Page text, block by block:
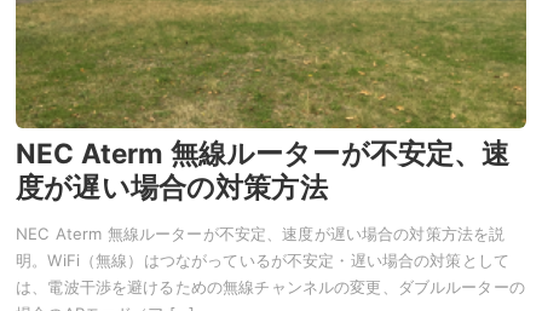
NEC Aterm 無線ルーターが不安定、速
度が遅い場合の対策方法
NEC Aterm 無線ルーターが不安定、速度が遅い場合の対策方法を説
明。WiFi（無線）はつながっているが不安定・遅い場合の対策として
は、電波干渉を避けるための無線チャンネルの変更、ダブルルーターの